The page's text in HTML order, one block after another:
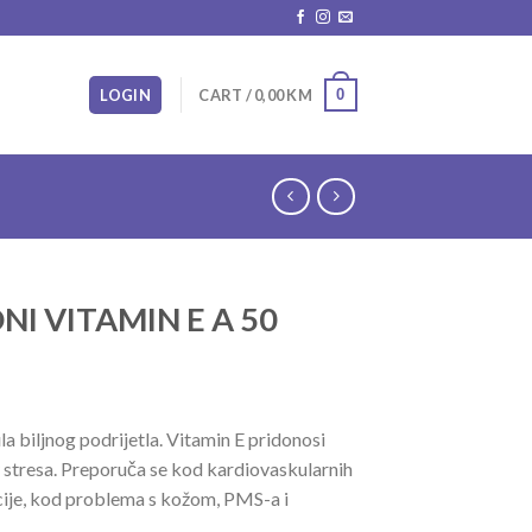
LOGIN CART /0,00KM 0
VITAMIN E A 50
biljnog podrijetla. Vitamin E pridonosi
Preporuča se kod kardiovaskularnih
kod problema s kožom, PMS-a i